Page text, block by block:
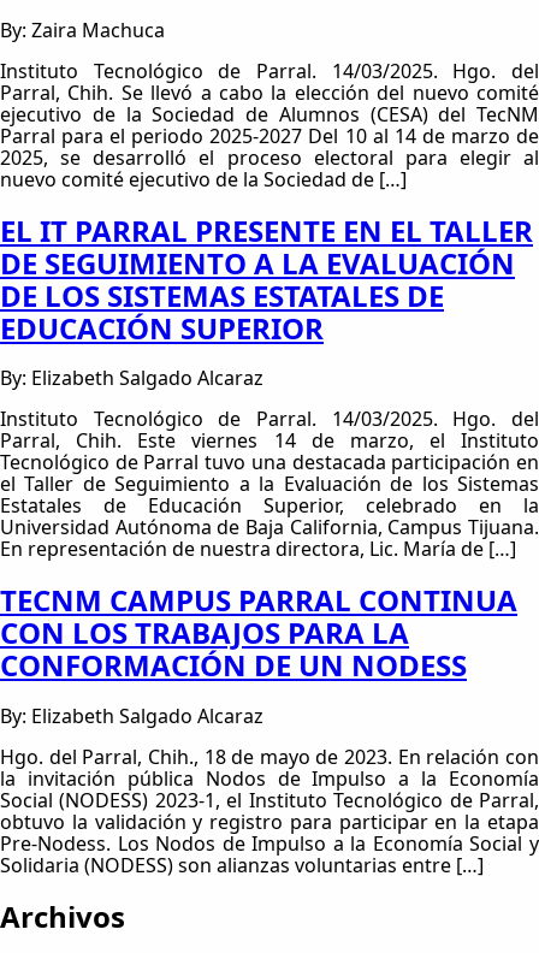
By: Zaira Machuca
Instituto Tecnológico de Parral. 14/03/2025. Hgo. del
Parral, Chih. Se llevó a cabo la elección del nuevo comité
ejecutivo de la Sociedad de Alumnos (CESA) del TecNM
Parral para el periodo 2025-2027 Del 10 al 14 de marzo de
2025, se desarrolló el proceso electoral para elegir al
nuevo comité ejecutivo de la Sociedad de […]
EL IT PARRAL PRESENTE EN EL TALLER
DE SEGUIMIENTO A LA EVALUACIÓN
DE LOS SISTEMAS ESTATALES DE
EDUCACIÓN SUPERIOR
By: Elizabeth Salgado Alcaraz
Instituto Tecnológico de Parral. 14/03/2025. Hgo. del
Parral, Chih. Este viernes 14 de marzo, el Instituto
Tecnológico de Parral tuvo una destacada participación en
el Taller de Seguimiento a la Evaluación de los Sistemas
Estatales de Educación Superior, celebrado en la
Universidad Autónoma de Baja California, Campus Tijuana.
En representación de nuestra directora, Lic. María de […]
TECNM CAMPUS PARRAL CONTINUA
CON LOS TRABAJOS PARA LA
CONFORMACIÓN DE UN NODESS
By: Elizabeth Salgado Alcaraz
Hgo. del Parral, Chih., 18 de mayo de 2023. En relación con
la invitación pública Nodos de Impulso a la Economía
Social (NODESS) 2023-1, el Instituto Tecnológico de Parral,
obtuvo la validación y registro para participar en la etapa
Pre-Nodess. Los Nodos de Impulso a la Economía Social y
Solidaria (NODESS) son alianzas voluntarias entre […]
Archivos